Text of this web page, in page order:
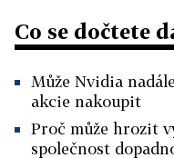
Co se dočtete
Může Nvidia
akcie nakoupit
Proč může hrozit
společnost